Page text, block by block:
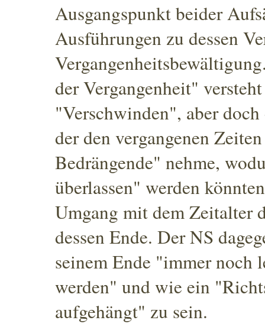
Ausgangspunkt beider
Ausführungen zu dessen
der Vergangenheit"
"Verschwinden", aber
der den vergangenen
Bedrängende" nehme,
überlassen" werden
Umgang mit dem Zeitalter
dessen Ende. Der NS
seinem Ende "immer noch
werden" und wie ein
aufgehängt" zu sein.